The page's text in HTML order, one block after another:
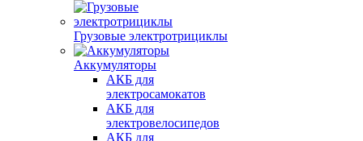
Грузовые электротрициклы
Аккумуляторы
АКБ для
электросамокатов
АКБ для
электровелосипедов
АКБ для